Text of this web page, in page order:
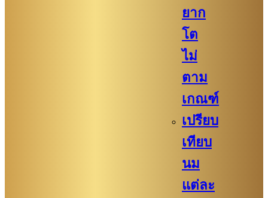
ยาก
โต
ไม่
ตาม
เกณฑ์
เปรียบ
เทียบ
นม
แต่ละ